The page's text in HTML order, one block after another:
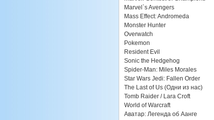
Marvel`s Avengers
Mass Effect: Andromeda
Monster Hunter
Overwatch
Pokemon
Resident Evil
Sonic the Hedgehog
Spider-Man: Miles Morales
Star Wars Jedi: Fallen Order
The Last of Us (Одни из нас)
Tomb Raider / Lara Croft
World of Warcraft
Аватар: Легенда об Аанге